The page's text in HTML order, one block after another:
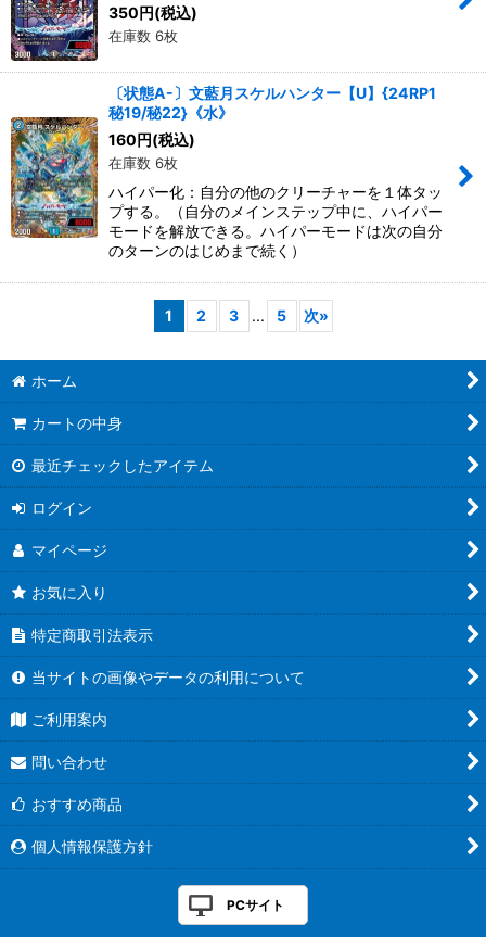
350円(税込)
在庫数 6枚
〔状態A-〕文藍月スケルハンター【U】{24RP1
秘19/秘22}《水》
160円(税込)
在庫数 6枚
ハイパー化：自分の他のクリーチャーを１体タッ
プする。（自分のメインステップ中に、ハイパー
モードを解放できる。ハイパーモードは次の自分
のターンのはじめまで続く）
1 2 3 ... 5 次»
ホーム
カートの中身
最近チェックしたアイテム
ログイン
マイページ
お気に入り
特定商取引法表示
当サイトの画像やデータの利用について
ご利用案内
問い合わせ
おすすめ商品
個人情報保護方針
PCサイト